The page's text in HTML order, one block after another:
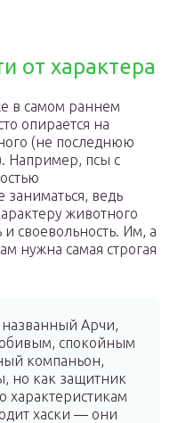
от характера
в самом раннем
опирается на
(не последнюю
Например, псы с
ведь
животного
и своевольность. Им, а
нужна самая строгая
названный Арчи,
спокойным
компаньон,
но как защитник
характеристикам
хаски — они